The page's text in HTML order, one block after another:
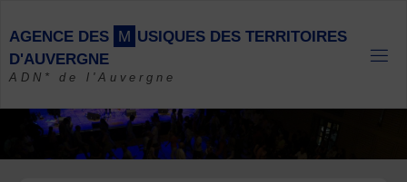
content
AGENCE DES M USIQUES DES TERRITOIRES
D'AUVERGNE
ADN* de l'Auvergne